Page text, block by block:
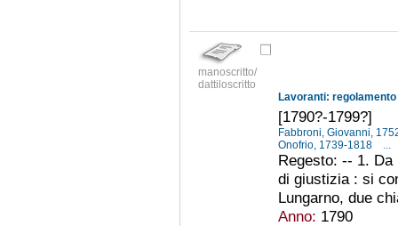
manoscritto/
dattiloscritto
[1790?-1799?]
Fabbroni, Giovanni,
Onofrio, 1739-1818
Regesto: -- 1. Da
di giustizia : si
Lungarno, due
Anno: 1790